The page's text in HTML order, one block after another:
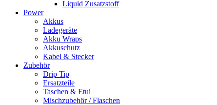
Liquid Zusatzstoff
Power
Akkus
Ladegeräte
Akku Wraps
Akkuschutz
Kabel & Stecker
Zubehör
Drip Tip
Ersatzteile
Taschen & Etui
Mischzubehör / Flaschen